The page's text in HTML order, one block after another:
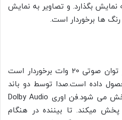
نمایش بگذارد. و تصاویر به نمایش
ها برخوردار است.
تلویزیون شیائومی Q1E 55 از توان صوتی 20 وات برخوردار است
داده است.صدا توسط دو باند
که درآن تعبیه شده است. پخش می شود.فن اوری Dolby Audio
میکند. تا بیننده در هنگام